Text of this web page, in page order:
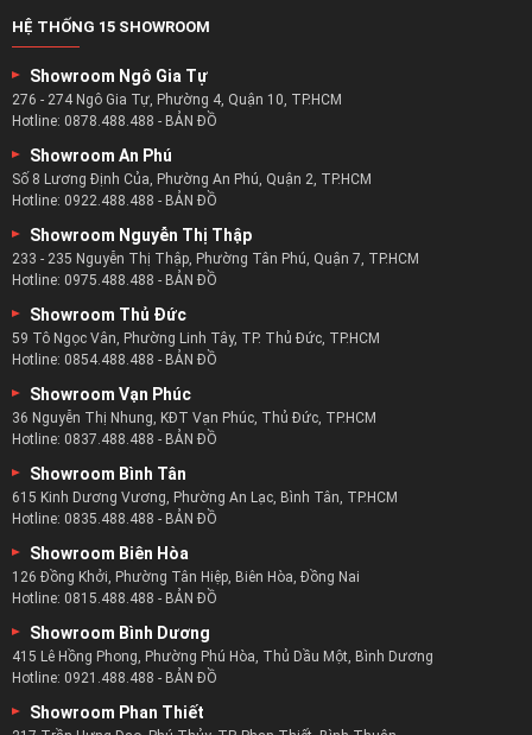
HỆ THỐNG 15 SHOWROOM
Showroom Ngô Gia Tự
276 - 274 Ngô Gia Tự, Phường 4, Quận 10, TP.HCM
Hotline: 0878.488.488 - BẢN ĐỒ
Showroom An Phú
Số 8 Lương Định Của, Phường An Phú, Quận 2, TP.HCM
Hotline: 0922.488.488 - BẢN ĐỒ
Showroom Nguyễn Thị Thập
233 - 235 Nguyễn Thị Thập, Phường Tân Phú, Quận 7, TP.HCM
Hotline: 0975.488.488 - BẢN ĐỒ
Showroom Thủ Đức
59 Tô Ngọc Vân, Phường Linh Tây, TP. Thủ Đức, TP.HCM
Hotline: 0854.488.488 - BẢN ĐỒ
Showroom Vạn Phúc
36 Nguyễn Thị Nhung, KĐT Vạn Phúc, Thủ Đức, TP.HCM
Hotline: 0837.488.488 - BẢN ĐỒ
Showroom Bình Tân
615 Kinh Dương Vương, Phường An Lạc, Bình Tân, TP.HCM
Hotline: 0835.488.488 - BẢN ĐỒ
Showroom Biên Hòa
126 Đồng Khởi, Phường Tân Hiệp, Biên Hòa, Đồng Nai
Hotline: 0815.488.488 - BẢN ĐỒ
Showroom Bình Dương
415 Lê Hồng Phong, Phường Phú Hòa, Thủ Dầu Một, Bình Dương
Hotline: 0921.488.488 - BẢN ĐỒ
Showroom Phan Thiết